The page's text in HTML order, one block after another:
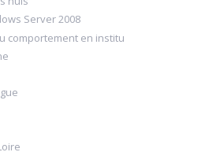
Server 2008
comportement en institu